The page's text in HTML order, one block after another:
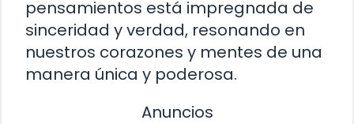
pensamientos está impregnada de
sinceridad y verdad, resonando en
nuestros corazones y mentes de una
manera única y poderosa.
Anuncios